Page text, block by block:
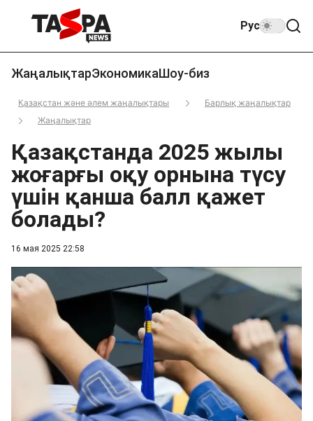
Рус
ЖаңалықтарЭкономикаШоу-биз
Қазақстан және әлем жаңалықтары
Барлық жаңалықтар
Жаңалықтар
16 мая 2025 22:58
Қазақстанда 2025 жылы
жоғарғы оқу орнына түсу
үшін қанша балл қажет
болады?